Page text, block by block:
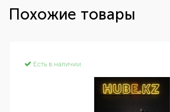
Похожие товары
Есть в наличии